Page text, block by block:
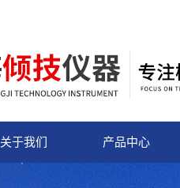
关于我们 产品中心